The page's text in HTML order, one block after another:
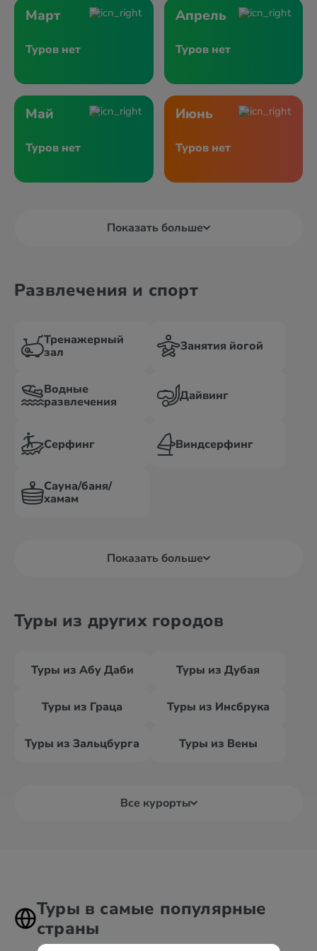
Март
Туров нет
Апрель
Туров нет
Май
Туров нет
Июнь
Туров нет
Показать больше
Развлечения и спорт
Тренажерный
зал
Занятия йогой
Водные
развлечения
Дайвинг
Серфинг Виндсерфинг
Сауна/баня/
хамам
Показать больше
Туры из других городов
Туры из Абу Даби Туры из Дубая
Туры из Граца Туры из Инсбрука
Туры из Зальцбурга Туры из Вены
Все курорты
Туры в самые популярные
страны